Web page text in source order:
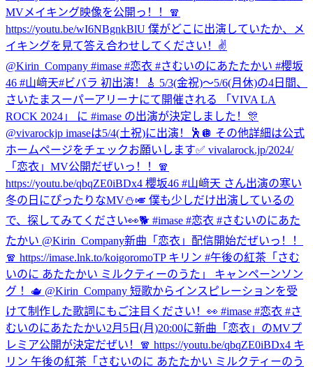
MVメイキング映像を公開っ！！🧣
https://youtu.be/wI6NBgnkBlU 僕がどこに出演していたか、メ
イキングを見て答え合わせしてください！✌️
@Kirin_Company #imase #恋衣 #さむいのにあたたかい #櫻坂
46 #山﨑天#ビバラ 初出演！🎸 5/3(金祝)〜5/6(月休)の4日間、
さいたまスーパーアリーナにて開催される 「VIVA LA
ROCK 2024」 に #imase の出演が決定しました！🎊
@vivarockjp imaseは5/4(土祝)に出演！🕺🪩 その他詳細は公式
ホームページをチェックお願いします✅ vivalarock.jp/2024/
「恋衣」MV公開だぜいっ！！🧣
https://youtu.be/qbqZE0iBDx4 櫻坂46 #山﨑天 さん出演の寒い
冬の日にぴったりなMV⛄️🎺 僕も少しだけ出演しているの
で、探してみてください👀🐕 #imase #恋衣 #さむいのにあた
たかい @Kirin_Company新曲「恋衣」配信開始だぜいっ！！
🧣 https://imase.lnk.to/koigoromoTP キリン #午後の紅茶「さむ
いのに あたたかい ミルクティーのうた」 キャンペーンソン
グ ！🫖 @Kirin_Company 短歌からインスピレーションを受
けて制作した歌詞にもご注目ください！👀 #imase #恋衣 #さ
むいのにあたたかい2月5日(月)20:00に新曲「恋衣」のMVプ
レミア公開が決定だぜい！🧣 https://youtu.be/qbqZE0iBDx4 キ
リン 午後の紅茶「さむいのに あたたかい ミルクティーのう